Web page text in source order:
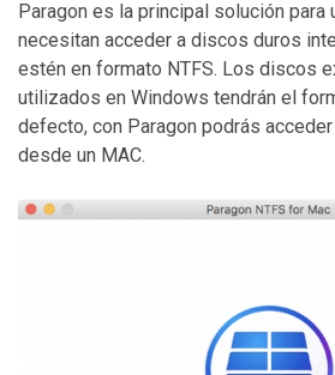
Paragon es la principal solución para
necesitan acceder a discos duros
estén en formato NTFS. Los discos
utilizados en Windows tendrán el
defecto, con Paragon podrás
desde un MAC.